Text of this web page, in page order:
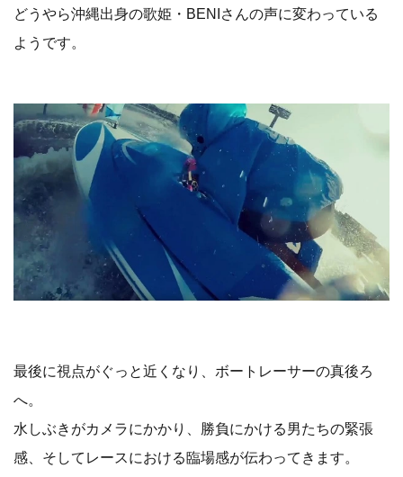
どうやら沖縄出身の歌姫・BENIさんの声に変わっている
ようです。
最後に視点がぐっと近くなり、ボートレーサーの真後ろ
へ。
水しぶきがカメラにかかり、勝負にかける男たちの緊張
感、そしてレースにおける臨場感が伝わってきます。